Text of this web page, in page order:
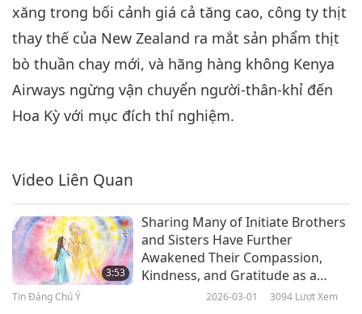
31:35
Tin Đáng Chú Ý 2022-04-06 3109Lượt Xem
7
Tin Đáng Chú Ý
8
31:50
Tin Đáng Chú Ý 2022-04-08 2920Lượt Xem
Tin Đáng Chú Ý
xăng trong bối cảnh giá cả tăng cao, công ty thịt
thay thế của New Zealand ra mắt sản phẩm thịt
bò thuần chay mới, và hãng hàng không Kenya
Airways ngừng vận chuyển người-thân-khỉ đến
Hoa Kỳ với mục đích thí nghiệm.
Video Liên Quan
3:53
Sharing Many of Initiate Brothers
and Sisters Have Further
Awakened Their Compassion,
Kindness, and Gratitude as a
Result of Floods Is
Tin Đáng Chú Ý 2026-03-01 3094 Lượt Xem